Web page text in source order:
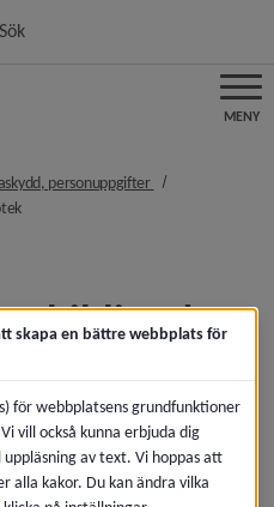
Sök
MENY
personuppgifter nivå i
nivå i brödsmulenavigeringen
bibliotek
behövs för att vi ska
och eventuella
använda bibliotekets
och grupprum. Vi
för att kunna komma i
skapa en bättre webbplats för
för webbplatsens grundfunktioner
vill också kunna erbjuda dig
av text. Vi hoppas att
alla kakor. Du kan ändra vilka